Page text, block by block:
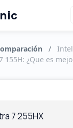
/
155H: ¿Que es
7 255HX